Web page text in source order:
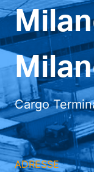
Cargo
ADRESSE